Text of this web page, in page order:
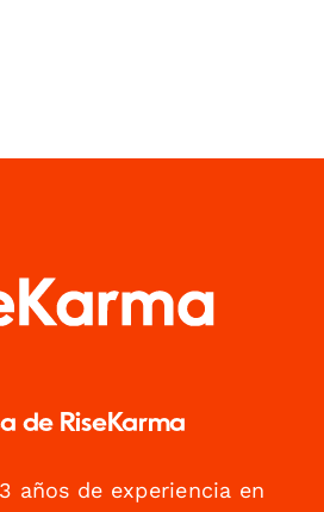
de RiseKarma
años de experiencia en